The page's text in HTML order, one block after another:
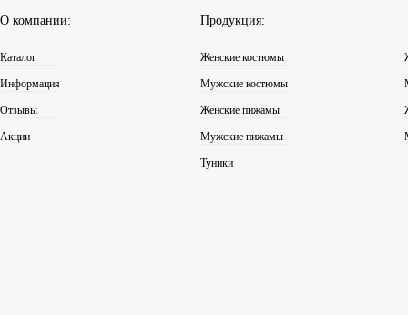
О компании:
Каталог
Информация
Отзывы
Акции
Продукция:
Женские костюмы
Мужские костюмы
Женские пижамы
Мужские пижамы
Туники